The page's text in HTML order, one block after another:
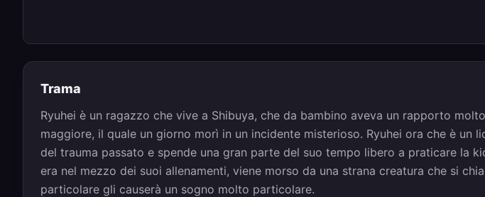
Trama
Ryuhei è un ragazzo che vive a Shibuya, che da bambino aveva un rapporto
maggiore, il quale un giorno morì in un incidente misterioso. Ryuhei ora che è un
del trauma passato e spende una gran parte del suo tempo libero a praticare la
era nel mezzo dei suoi allenamenti, viene morso da una strana creatura che si
particolare gli causerà un sogno molto particolare.